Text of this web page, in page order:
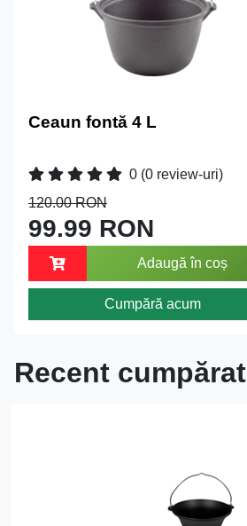
Ceaun fontă 4 L
0 (0 review-uri)
120.00 RON
99.99 RON
Adaugă în coș
Cumpără acum
Recent cumpărat